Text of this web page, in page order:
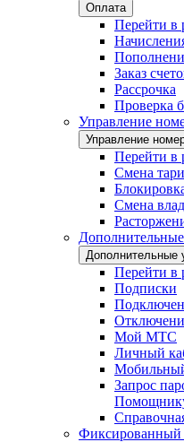
Оплата
Перейти в
Заказ
Рассрочка
Проверка
Управление
Управление
Перейти в
Смена
Смена
Дополнительные
Перейти в
Подписки
Мой МТС
Личный
Запрос
Фиксированный